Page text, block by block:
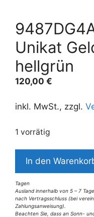
Unikat
hellgrün
120,00 €
inkl. MwSt., zzgl.
1 vorrätig
9487DG4A
déqua
G2
Unikat
Geldbörse
In den
Tagen
Ausland innerhalb von 5 – 7
nach Vertragsschluss (bei
Zahlungsanweisung).
Beachten Sie, dass an Sonn-